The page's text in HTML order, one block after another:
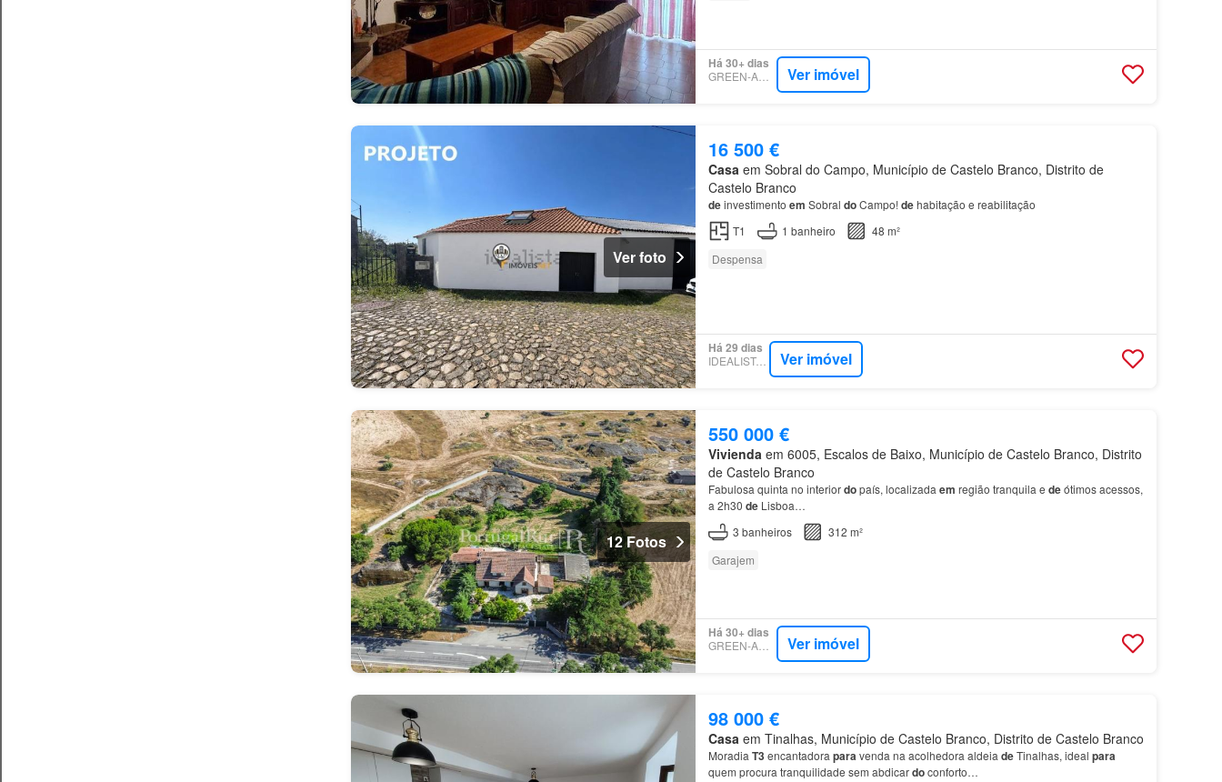
Há 30+ dias
GREEN-ACRES Ver imóvel
Ver foto
16 500 €
Casaem Sobral do Campo, Município de Castelo Branco, Distrito de
Castelo Branco
deinvestimento em Sobral doCampo!dehabitação e reabilitação
T1
1 banheiro
48 m²
Despensa
Há 29 dias
IDEALISTA.PT Ver imóvel
12 Fotos
550 000 €
Viviendaem 6005, Escalos de Baixo, Município de Castelo Branco, Distrito
de Castelo Branco
Fabulosa quinta no interiordopaís, localizada em região tranquila e deótimos acessos,
a 2h30 deLisboa…
3 banheiros
312 m²
Garajem
Há 30+ dias
GREEN-ACRES Ver imóvel
98 000 €
Casaem Tinalhas, Município de Castelo Branco, Distrito de Castelo Branco
Moradia T3encantadora paravenda na acolhedora aldeia deTinalhas, ideal para
quem procura tranquilidade sem abdicardoconforto…